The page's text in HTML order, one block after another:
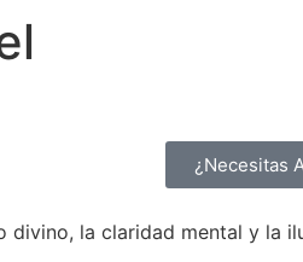
¿Necesitas
la claridad mental y la